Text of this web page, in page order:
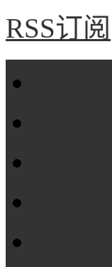
RSS订阅